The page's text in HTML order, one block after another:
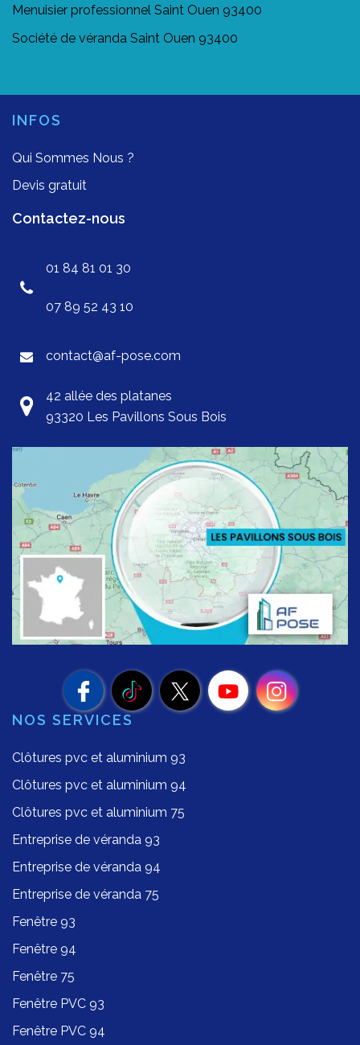
Menuisier professionnel Saint Ouen 93400
Société de véranda Saint Ouen 93400
INFOS
Qui Sommes Nous ?
Devis gratuit
Contactez-nous
01 84 81 01 30
07 89 52 43 10
contact@af-pose.com
42 allée des platanes
93320 Les Pavillons Sous Bois
NOS SERVICES
Clôtures pvc et aluminium 93
Clôtures pvc et aluminium 94
Clôtures pvc et aluminium 75
Entreprise de véranda 93
Entreprise de véranda 94
Entreprise de véranda 75
Fenêtre 93
Fenêtre 94
Fenêtre 75
Fenêtre PVC 93
Fenêtre PVC 94